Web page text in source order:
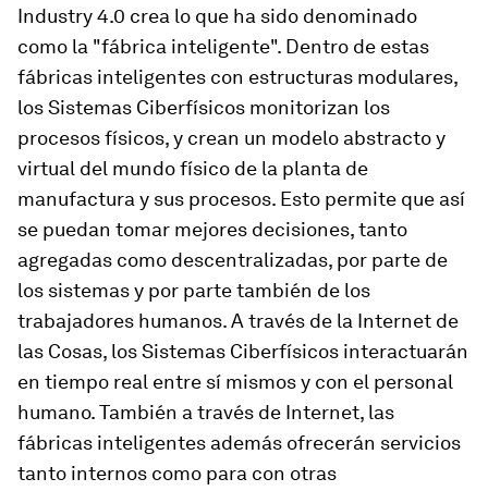
Industry 4.0 crea lo que ha sido denominado
como la "fábrica inteligente". Dentro de estas
fábricas inteligentes con estructuras modulares,
los Sistemas Ciberfísicos monitorizan los
procesos físicos, y crean un modelo abstracto y
virtual del mundo físico de la planta de
manufactura y sus procesos. Esto permite que así
se puedan tomar mejores decisiones, tanto
agregadas como descentralizadas, por parte de
los sistemas y por parte también de los
trabajadores humanos. A través de la Internet de
las Cosas, los Sistemas Ciberfísicos interactuarán
en tiempo real entre sí mismos y con el personal
humano. También a través de Internet, las
fábricas inteligentes además ofrecerán servicios
tanto internos como para con otras